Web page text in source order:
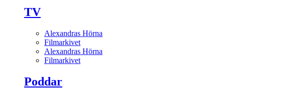
TV
Alexandras Hörna
Filmarkivet
Alexandras Hörna
Filmarkivet
Poddar